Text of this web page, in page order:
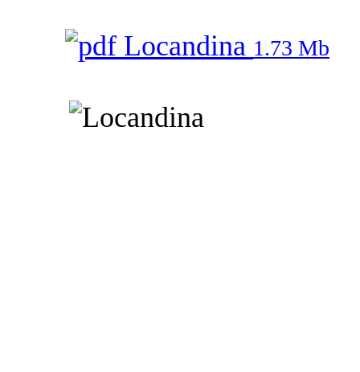
Locandina 1.73 Mb